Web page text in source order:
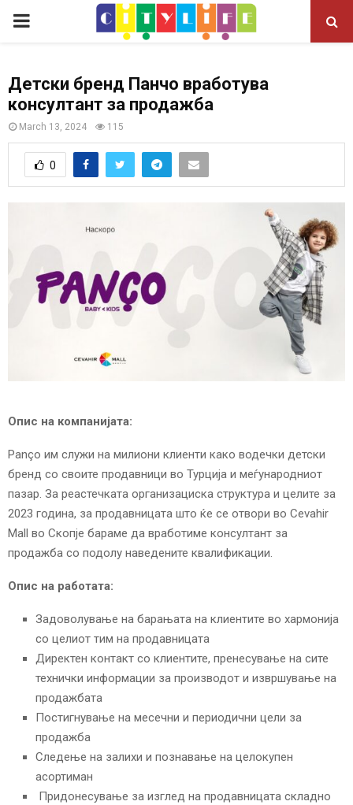
P
I
M
A
U
Детски бренд Панчо вработува
консултант за продажба
March 13, 2024 115
0
Опис на компанијата:
Panço им служи на милиони клиенти како водечки детски
бренд со своите продавници во Турција и меѓународниот
пазар. За реастечката организациска структура и целите за
2023 година, за продавницата што ќе се отвори во Cevahir
Mall во Скопје бараме да вработиме консултант за
продажба со подолу наведените квалификации.
Опис на работата:
Задоволување на барањата на клиентите во хармонија
со целиот тим на продавницата
Директен контакт со клиентите, пренесување на сите
технички информации за производот и извршување на
продажбата
Постигнување на месечни и периодични цели за
продажба
Следење на залихи и познавање на целокупен
асортиман
Придонесување за изглед на продавницата складно